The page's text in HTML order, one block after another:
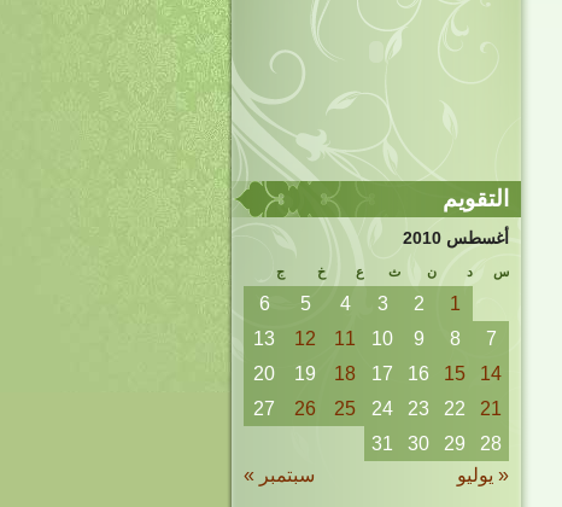
التقويم
أغسطس 2010
س د ن ث ع خ ج
« يوليو سبتمبر »
1
2
3
4
5
6
7
8
9
10
11
12
13
14
15
16
17
18
19
20
21
22
23
24
25
26
27
28
29
30
31